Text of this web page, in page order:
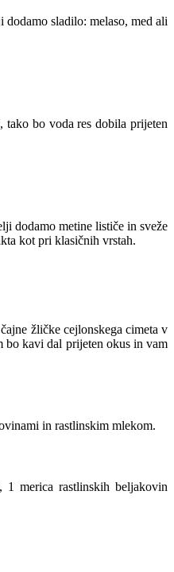
sladilo: melaso, med ali
bo voda res dobila prijeten
dodamo metine lističe in sveže
kot pri klasičnih vrstah.
žličke cejlonskega cimeta v
bo kavi dal prijeten okus in vam
in rastlinskim mlekom.
merica rastlinskih beljakovin